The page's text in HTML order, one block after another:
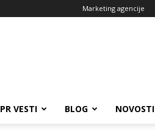
Marketing agencije
PR VESTI BLOG NOVOSTI